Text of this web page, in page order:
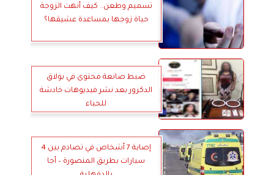
تسميم وطعن.. كيف أنهت الزوجة
حياة زوجها بمساعدة عشيقها؟
ضبط صانعة محتوى في بولاق
الدكرور بعد نشر فيديوهات خادشة
للحياء
إصابة 7 أشخاص في تصادم بين 4
سيارات بطريق المنصورة – أجا